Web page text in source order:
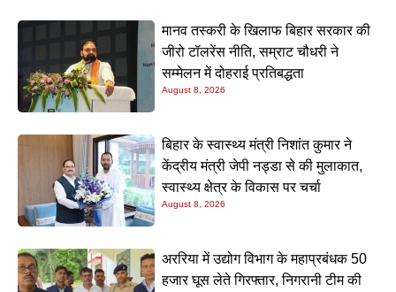
मानव तस्करी के खिलाफ बिहार सरकार की
जीरो टॉलरेंस नीति, सम्राट चौधरी ने
सम्मेलन में दोहराई प्रतिबद्धता
August 8, 2026
बिहार के स्वास्थ्य मंत्री निशांत कुमार ने
केंद्रीय मंत्री जेपी नड्डा से की मुलाकात,
स्वास्थ्य क्षेत्र के विकास पर चर्चा
August 8, 2026
अररिया में उद्योग विभाग के महाप्रबंधक 50
हजार घूस लेते गिरफ्तार, निगरानी टीम की